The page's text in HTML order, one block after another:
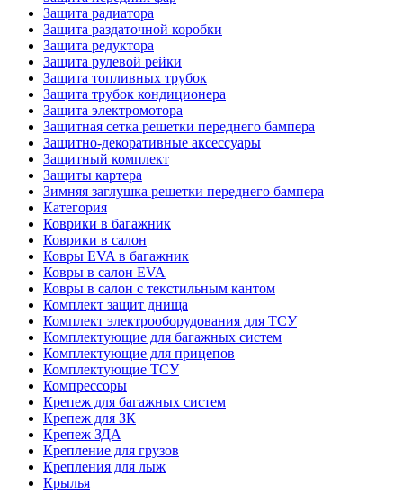
Защита радиатора
Защита раздаточной коробки
Защита редуктора
Защита рулевой рейки
Защита топливных трубок
Защита трубок кондиционера
Защита электромотора
Защитная сетка решетки переднего бампера
Защитно-декоративные аксессуары
Защитный комплект
Защиты картера
Зимняя заглушка решетки переднего бампера
Категория
Коврики в багажник
Коврики в салон
Ковры EVA в багажник
Ковры в салон EVA
Ковры в салон с текстильным кантом
Комплект защит днища
Комплект электрооборудования для ТСУ
Комплектующие для багажных систем
Комплектующие для прицепов
Комплектующие ТСУ
Компрессоры
Крепеж для багажных систем
Крепеж для ЗК
Крепеж ЗДА
Крепление для грузов
Крепления для лыж
Крылья